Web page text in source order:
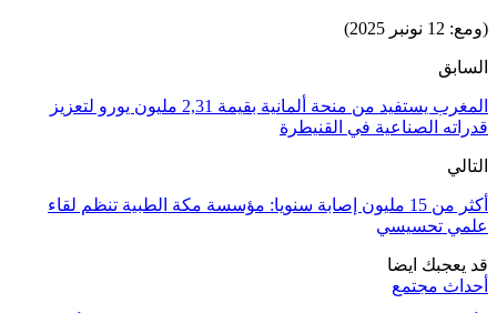
(ومع: 12 نونبر 2025)
السابق
المغرب يستفيد من منحة ألمانية بقيمة 2,31 مليون يورو لتعزيز
قدراته الصناعية في القنيطرة
التالي
أكثر من 15 مليون إصابة سنويا: مؤسسة مكة الطبية تنظم لقاء
علمي تحسيسي
قد يعجبك ايضا
أحداث مجتمع